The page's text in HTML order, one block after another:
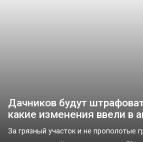
Дачников будут
какие изменения ввели в
За грязный участок и не прополотые